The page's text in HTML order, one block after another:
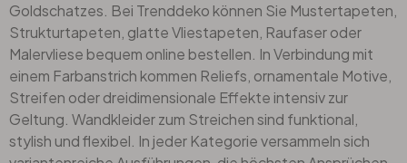
Goldschatzes. Bei Trenddeko können Sie Mustertapeten,
Strukturtapeten, glatte Vliestapeten, Raufaser oder
Malervliese bequem online bestellen. In Verbindung mit
einem Farbanstrich kommen Reliefs, ornamentale Motive,
Streifen oder dreidimensionale Effekte intensiv zur
Geltung. Wandkleider zum Streichen sind funktional,
stylish und flexibel. In jeder Kategorie versammeln sich